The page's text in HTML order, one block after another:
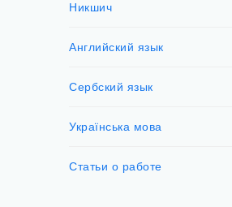
Никшич
Английский язык
Сербский язык
Українська мова
Статьи о работе